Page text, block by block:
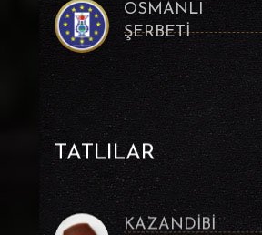
OSMANLI
ŞERBETİ
TATLILAR
KAZANDİBİ